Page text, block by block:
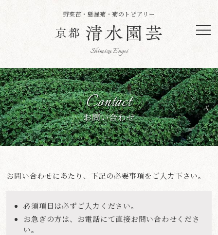
野菜苗・懸崖菊・菊のトピアリー
Contact
お問い合わせ
お問い合わせにあたり、下記の必要事項をご入力下さい。
必須項目は必ずご入力ください。
お急ぎの方は、お電話にて直接お問い合わせくださ
い。